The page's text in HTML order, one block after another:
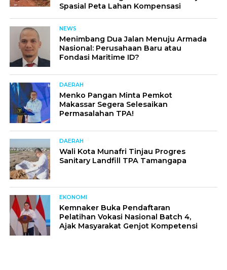
Spasial Peta Lahan Kompensasi
NEWS
Menimbang Dua Jalan Menuju Armada
Nasional: Perusahaan Baru atau
Fondasi Maritime ID?
DAERAH
Menko Pangan Minta Pemkot
Makassar Segera Selesaikan
Permasalahan TPA!
DAERAH
Wali Kota Munafri Tinjau Progres
Sanitary Landfill TPA Tamangapa
EKONOMI
Kemnaker Buka Pendaftaran
Pelatihan Vokasi Nasional Batch 4,
Ajak Masyarakat Genjot Kompetensi